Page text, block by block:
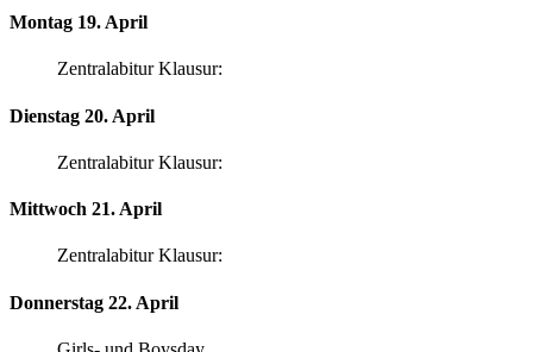
Montag 19. April
Zentralabitur Klausur:
Dienstag 20. April
Zentralabitur Klausur:
Mittwoch 21. April
Zentralabitur Klausur:
Donnerstag 22. April